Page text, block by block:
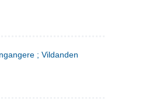
; Vildanden